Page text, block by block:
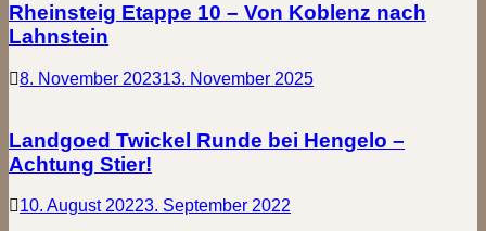
Rheinsteig Etappe 10 – Von Koblenz nach
Lahnstein
8. November 202313. November 2025
Landgoed Twickel Runde bei Hengelo –
Achtung Stier!
10. August 20223. September 2022